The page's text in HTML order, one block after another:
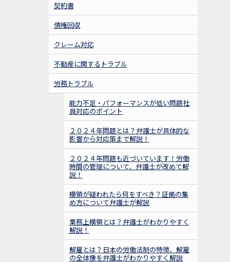
契約書
債権回収
クレーム対応
不動産に関するトラブル
労務トラブル
能力不足・パフォーマンスが低い問題社
員対応のポイント
２０２４年問題とは？弁護士が具体的な
影響から対応策まで解説！
２０２４年問題も近づいています！労働
時間の管理について、弁護士が改めて解
説！
横領が疑われたら何をすべき？証拠の集
め方について弁護士が解説
業務上横領とは？弁護士がわかりやすく
解説！
解雇とは？日本の労働法制の特徴、解雇
の全体像を弁護士がわかりやすく解説